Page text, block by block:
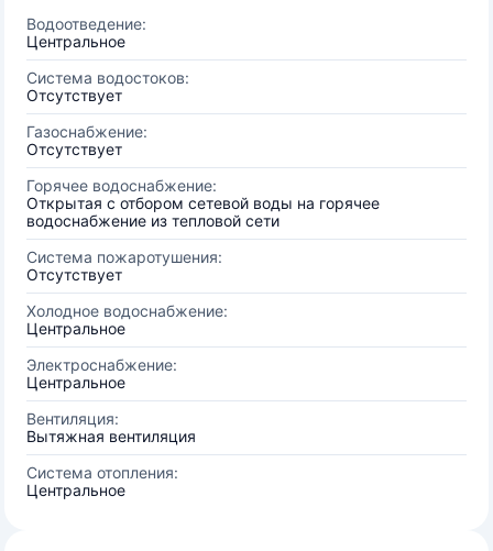
Водоотведение:
Центральное
Система водостоков:
Отсутствует
Газоснабжение:
Отсутствует
Горячее водоснабжение:
Открытая с отбором сетевой воды на горячее
водоснабжение из тепловой сети
Система пожаротушения:
Отсутствует
Холодное водоснабжение:
Центральное
Электроснабжение:
Центральное
Вентиляция:
Вытяжная вентиляция
Система отопления:
Центральное